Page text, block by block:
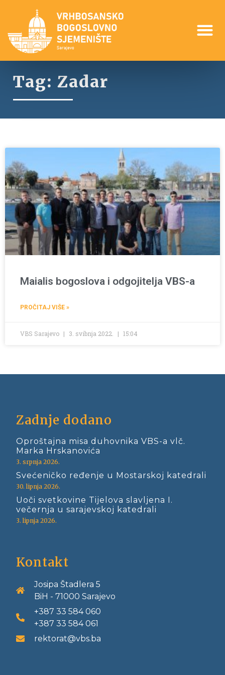
Tag: Zadar
Maialis bogoslova i odgojitelja VBS-a
PROČITAJ VIŠE »
VBS Sarajevo 3. svibnja 2022. 15:04
Zadnje dodano
Oproštajna misa duhovnika VBS-a vlč.
Marka Hrskanovića
3. srpnja 2026.
Svećeničko ređenje u Mostarskoj katedrali
30. lipnja 2026.
Uoči svetkovine Tijelova slavljena I.
večernja u sarajevskoj katedrali
3. lipnja 2026.
Kontakt
Josipa Štadlera 5
BiH - 71000 Sarajevo
+387 33 584 060
+387 33 584 061
rektorat@vbs.ba